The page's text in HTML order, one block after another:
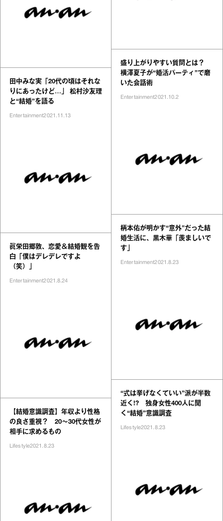
田中みな実「20代の頃はそれな
りにあったけど…」 松村沙友理
と“結婚”を語る
Entertainment2021.11.13
眞栄田郷敦、恋愛＆結婚観を告
白「僕はデレデレですよ
（笑）」
Entertainment2021.8.24
【結婚意識調査】年収より性格
の良さ重視？ 20～30代女性が
相手に求めるもの
Lifestyle2021.8.23
盛り上がりやすい質問とは？
横澤夏子が“婚活パーティ”で磨
いた会話術
Entertainment2021.10.2
柄本佑が明かす“意外”だった結
婚生活に、黒木華「羨ましいで
す」
Entertainment2021.8.23
“式は挙げなくていい”派が半数
近く!? 独身女性400人に聞
く“結婚”意識調査
Lifestyle2021.8.23